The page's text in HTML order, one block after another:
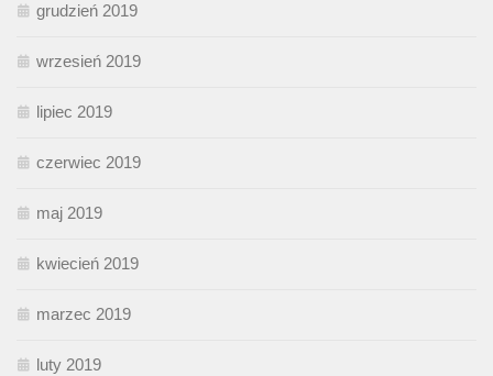
grudzień 2019
wrzesień 2019
lipiec 2019
czerwiec 2019
maj 2019
kwiecień 2019
marzec 2019
luty 2019